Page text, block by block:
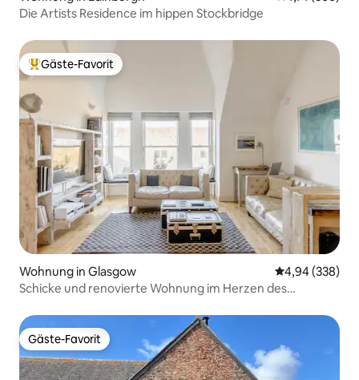
Die Artists Residence im hippen Stockbridge
Beliebter Gäste-Favorit.
Gäste-Favorit
Wohnung in Glasgow
4,94 (338)
Schicke und renovierte Wohnung im Herzen des
Gäste-Favorit
Gäste-Favorit